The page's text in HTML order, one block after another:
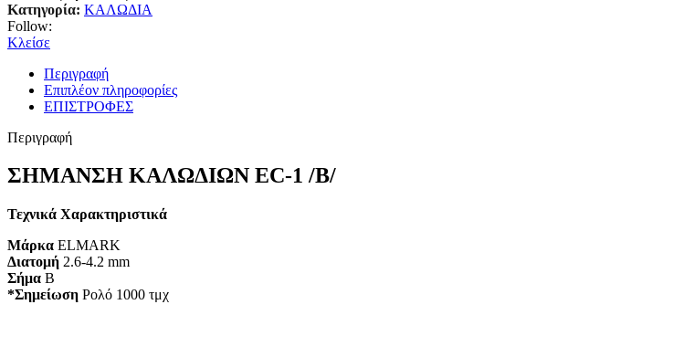
Κατηγορία: ΚΑΛΩΔΙΑ
Follow:
Κλείσε
Περιγραφή
Επιπλέον πληροφορίες
ΕΠΙΣΤΡΟΦΕΣ
Περιγραφή
ΣΗΜΑΝΣΗ ΚΑΛΩΔΙΩΝ EC-1 /B/
Τεχνικά Χαρακτηριστικά
Μάρκα ELMARK
Διατομή 2.6-4.2 mm
Σήμα B
*Σημείωση Ρολό 1000 τμχ